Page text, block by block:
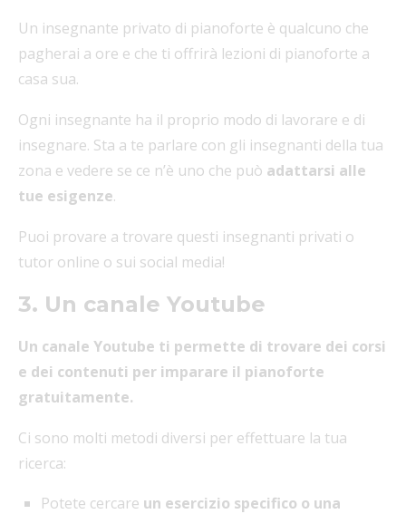
Un insegnante privato di pianoforte è qualcuno che
pagherai a ore e che ti offrirà lezioni di pianoforte a
casa sua.
Ogni insegnante ha il proprio modo di lavorare e di
insegnare. Sta a te parlare con gli insegnanti della tua
zona e vedere se ce n’è uno che può adattarsi alle
tue esigenze.
Puoi provare a trovare questi insegnanti privati o
tutor online o sui social media!
3. Un canale Youtube
Un canale Youtube ti permette di trovare dei corsi
e dei contenuti per imparare il pianoforte
gratuitamente.
Ci sono molti metodi diversi per effettuare la tua
ricerca:
Potete cercare un esercizio specifico o una